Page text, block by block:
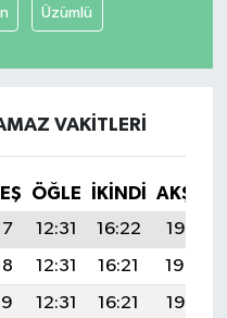
Üzümlü
VAKITLERI
ÖĞLE İKINDI
AKŞAM
12:31 16:22
19:35
12:31 16:21
19:34
12:31 16:21
19:32